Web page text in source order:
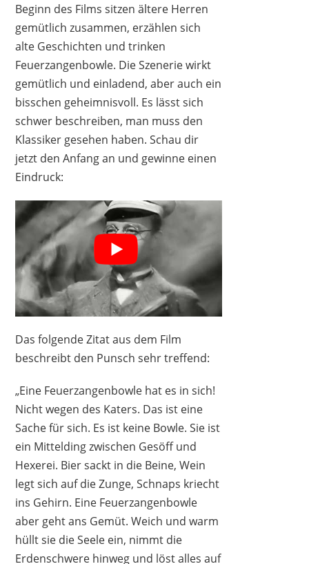
179,00 €*
COPPER GARDEN
Beginn des Films sitzen ältere Herren
gemütlich zusammen, erzählen sich
alte Geschichten und trinken
Feuerzangenbowle. Die Szenerie wirkt
gemütlich und einladend, aber auch ein
bisschen geheimnisvoll. Es lässt sich
schwer beschreiben, man muss den
Klassiker gesehen haben. Schau dir
jetzt den Anfang an und gewinne einen
Eindruck:
Das folgende Zitat aus dem Film
beschreibt den Punsch sehr treffend:
„Eine Feuerzangenbowle hat es in sich!
Nicht wegen des Katers. Das ist eine
Sache für sich. Es ist keine Bowle. Sie ist
ein Mittelding zwischen Gesöff und
Hexerei. Bier sackt in die Beine, Wein
legt sich auf die Zunge, Schnaps kriecht
ins Gehirn. Eine Feuerzangenbowle
aber geht ans Gemüt. Weich und warm
hüllt sie die Seele ein, nimmt die
Erdenschwere hinweg und löst alles auf